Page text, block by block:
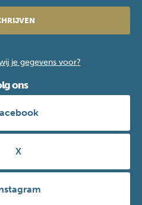
je gegevens voor?
ons
X